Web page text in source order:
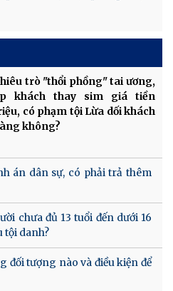
trò "thổi phồng" tai ương,
khách thay sim giá tiền
có phạm tội Lừa dối khách
không?
án dân sự, có phải trả thêm
chưa đủ 13 tuổi đến dưới 16
tội danh?
đối tượng nào và điều kiện để